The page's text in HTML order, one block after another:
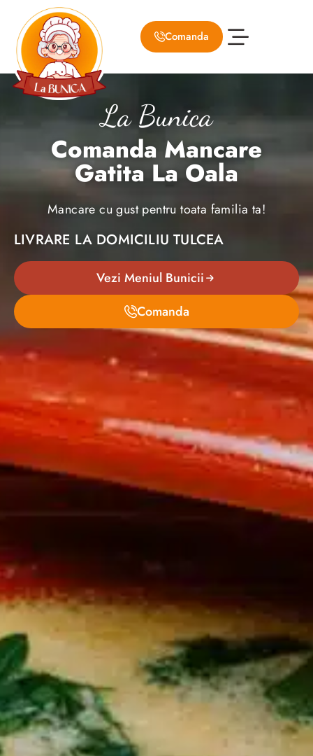
Comanda
La Bunica
Comanda Mancare
Gatita La Oala
Mancare cu gust pentru toata familia ta!
LIVRARE LA DOMICILIU TULCEA
Vezi Meniul Bunicii
Comanda